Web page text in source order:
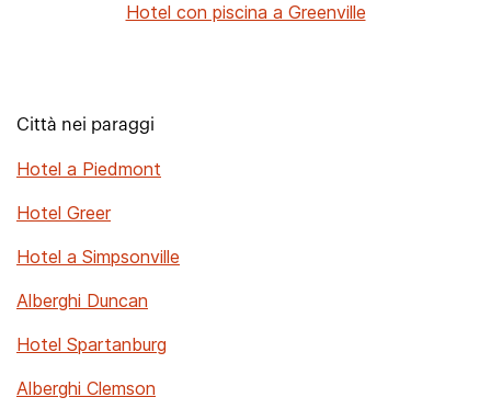
Hotel con piscina a Greenville
Città nei paraggi
Hotel a Piedmont
Hotel Greer
Hotel a Simpsonville
Alberghi Duncan
Hotel Spartanburg
Alberghi Clemson